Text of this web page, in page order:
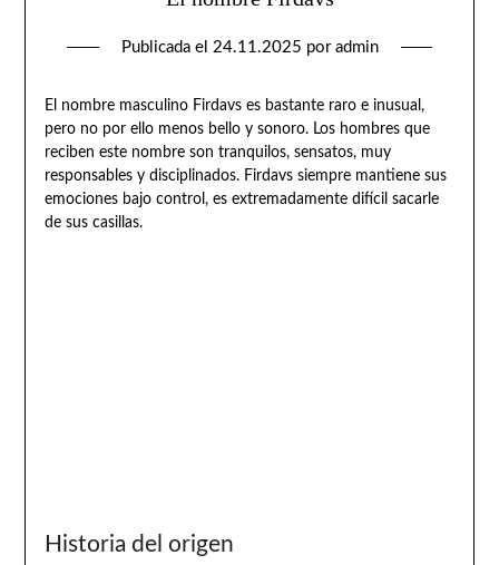
Publicada el 24.11.2025 por admin
El nombre masculino Firdavs es bastante raro e inusual,
pero no por ello menos bello y sonoro. Los hombres que
reciben este nombre son tranquilos, sensatos, muy
responsables y disciplinados. Firdavs siempre mantiene sus
emociones bajo control, es extremadamente difícil sacarle
de sus casillas.
Historia del origen